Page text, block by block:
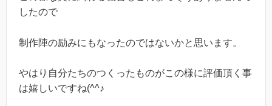
したので
制作陣の励みにもなったのではないかと思います。
やはり自分たちのつくったものがこの様に評価頂く事
は嬉しいですね(^^♪